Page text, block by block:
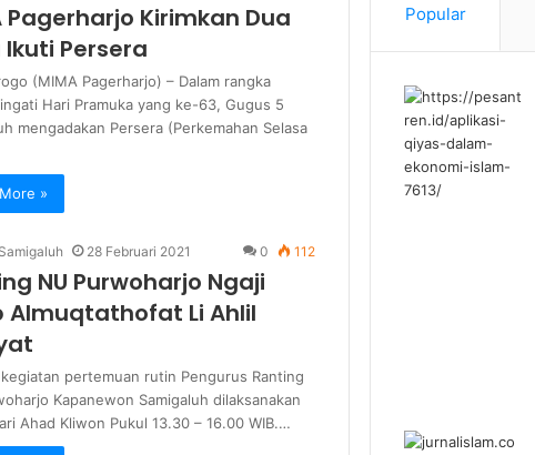
Pagerharjo Kirimkan Dua
Ikuti Persera
(MIMA Pagerharjo) – Dalam rangka
Hari Pramuka yang ke-63, Gugus 5
mengadakan Persera (Perkemahan Selasa
»
28 Februari 2021 0 112
NU Purwoharjo Ngaji
Almuqtathofat Li Ahlil
pertemuan rutin Pengurus Ranting
Kapanewon Samigaluh dilaksanakan
Ahad Kliwon Pukul 13.30 – 16.00 WIB.…
Popular